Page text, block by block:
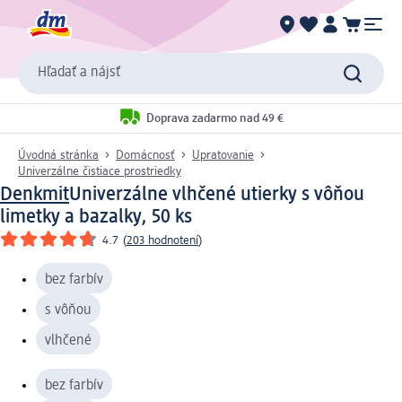
Hľadať a nájsť
Doprava zadarmo nad 49 €
Úvodná stránka Domácnosť
Upratovanie
Univerzálne čistiace prostriedky
DenkmitUniverzálne vlhčené utierky s vôňou
limetky a bazalky, 50 ks
4.7 (203 hodnotení)
bez farbív
s vôňou
vlhčené
bez farbív